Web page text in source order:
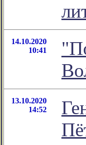
14.10.2020
10:41
13.10.2020
14:52